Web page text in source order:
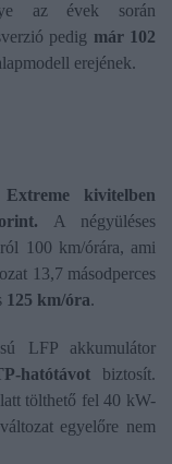
az évek során
pedig már 102
erejének.
Extreme kivitelben
A négyüléses
100 km/órára, ami
13,7 másodperces
125 km/óra.
LFP akkumulátor
hatótávot biztosít.
tölthető fel 40 kW-
egyelőre nem